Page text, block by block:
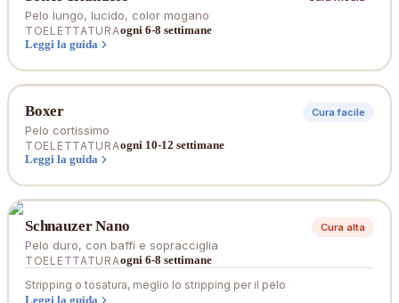
Pelo lungo, lucido, color mogano
TOELETTATURAogni 6-8 settimane
Leggi la guida
Boxer Cura facile
Pelo cortissimo
TOELETTATURAogni 10-12 settimane
Leggi la guida
Schnauzer Nano Cura alta
Pelo duro, con baffi e sopracciglia
TOELETTATURAogni 6-8 settimane
Stripping o tosatura, meglio lo stripping per il pelo
Leggi la guida